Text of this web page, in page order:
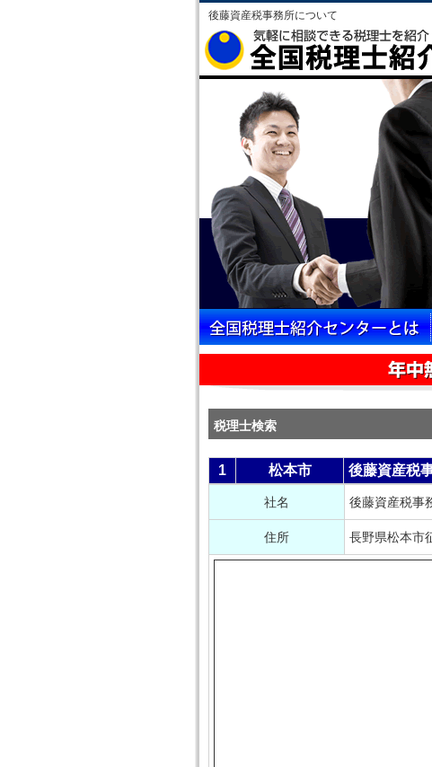
後藤資産税事務所について
税理士検索
1 松本市 後藤資産税
社名 後藤資産税事
住所 長野県松本市